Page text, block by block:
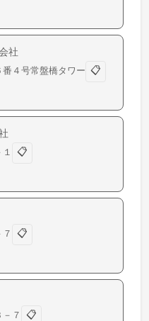
社
番４号常盤橋タワー 📋
📋
📋
－７
📋